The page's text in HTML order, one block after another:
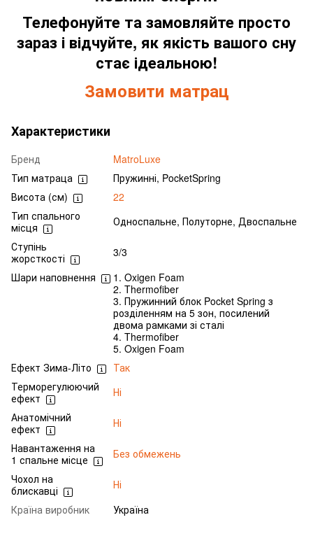
Телефонуйте та замовляйте просто
зараз і відчуйте, як якість вашого сну
стає ідеальною!
Замовити матрац
Характеристики
Бренд
MatroLuxe
Тип матраца
Пружинні, PocketSpring
Висота (см)
22
Тип спального
місця
Односпальне, Полуторне, Двоспальне
Ступінь
жорсткості
3/3
Шари наповнення
1. Oxigen Foam
2. Thermofiber
3. Пружинний блок Pocket Spring з
розділенням на 5 зон, посилений
двома рамками зі сталі
4. Thermofiber
5. Oxigen Foam
Ефект Зима-Літо
Так
Терморегулюючий
ефект
Ні
Анатомічний
ефект
Ні
Навантаження на
1 спальне місце
Без обмежень
Чохол на
блискавці
Ні
Країна виробник
Україна